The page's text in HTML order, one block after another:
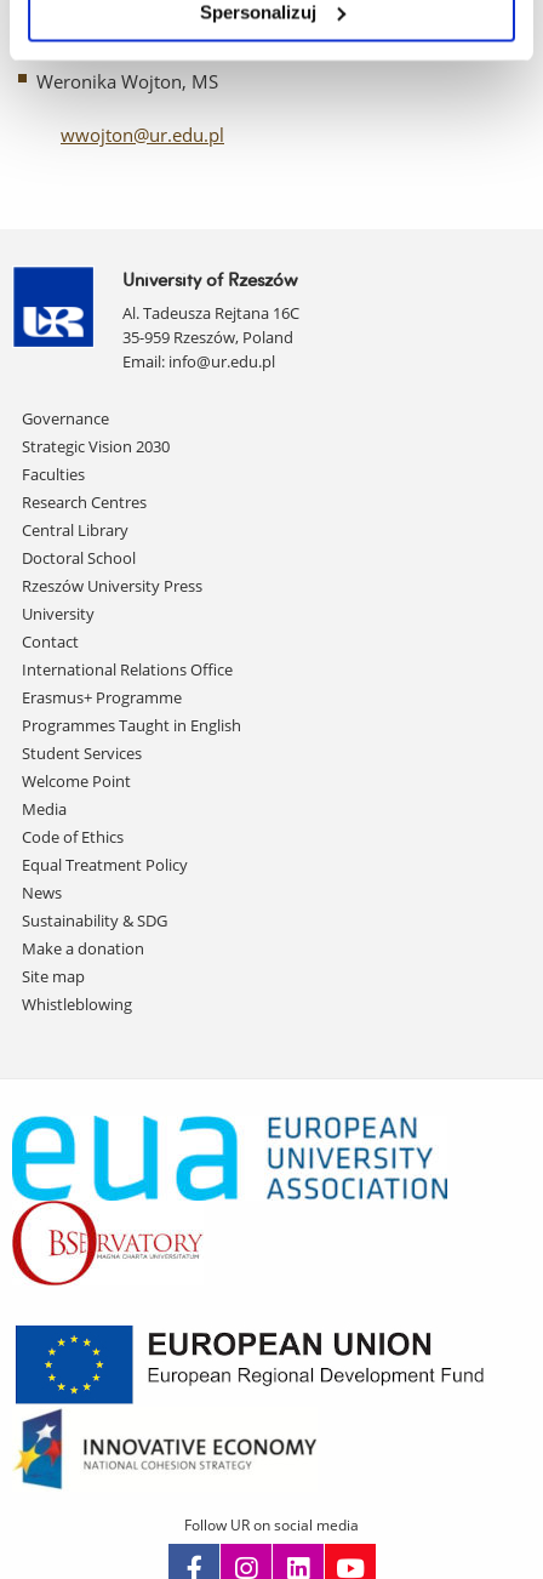
Spersonalizuj
kkrysa@ur.edu.pl
Weronika Wojton, MS
wwojton@ur.edu.pl
University of Rzeszów
Al. Tadeusza Rejtana 16C
35-959 Rzeszów, Poland
Email: info@ur.edu.pl
Skip
navigation
Governance
Strategic Vision 2030
Faculties
Research Centres
Central Library
Doctoral School
Rzeszów University Press
University
Contact
International Relations Office
Erasmus+ Programme
Programmes Taught in English
Student Services
Welcome Point
Media
Code of Ethics
Equal Treatment Policy
News
Sustainability & SDG
Make a donation
Site map
Whistleblowing
Follow UR on social media